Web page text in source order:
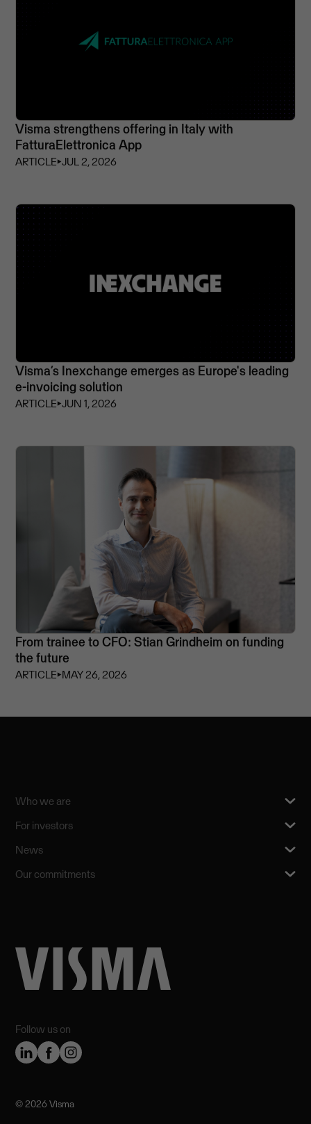
Visma strengthens offering in Italy with
FatturaElettronica App
ARTICLE⏵JUL 2, 2026
Visma’s Inexchange emerges as Europe's leading
e-invoicing solution
ARTICLE⏵JUN 1, 2026
From trainee to CFO: Stian Grindheim on funding
the future
ARTICLE⏵MAY 26, 2026
Follow us on
Who we are
For investors
News
Our commitments
©️ 2026 Visma